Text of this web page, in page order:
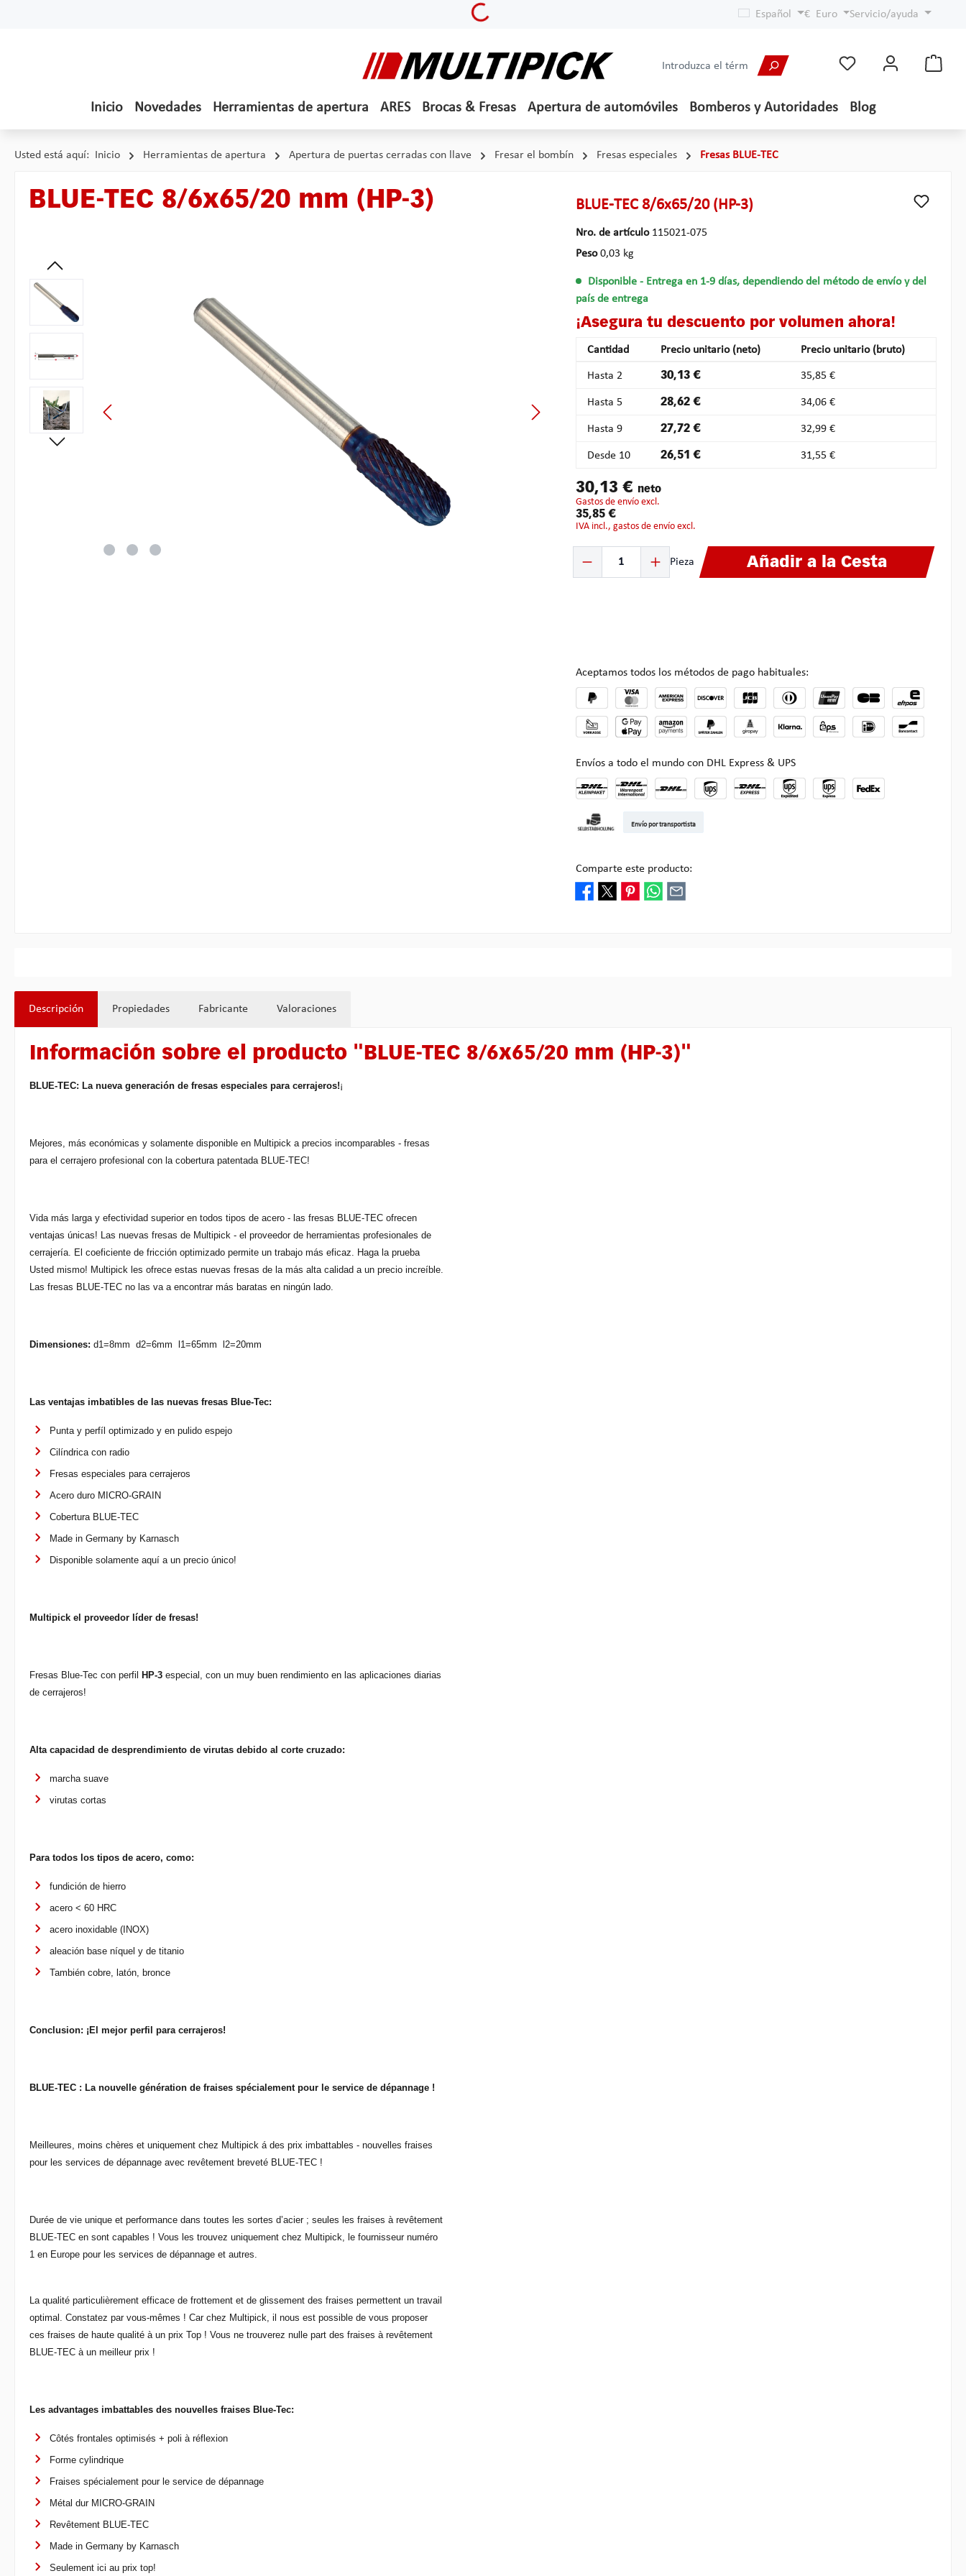
Loading... Español € Euro Servicio/ayuda
Inicio Novedades Herramientas de apertura ARES Brocas & Fresas Apertura de automóviles Bomberos y Autoridades Blog
Usted está aquí: Inicio Herramientas de apertura Apertura de puertas cerradas con llave Fresar el bombín Fresas especiales Fresas BLUE-TEC
BLUE-TEC 8/6x65/20 mm (HP-3)
Omitir galería de imágenes
BLUE-TEC 8/6x65/20 (HP-3)
Nro. de artículo 115021-075
Peso0,03 kg
Disponible - Entrega en 1-9 días, dependiendo del método de envío y del
país de entrega
¡Asegura tu descuento por volumen ahora!
Cantidad Precio unitario (neto) Precio unitario (bruto)
Hasta 2 30,13 € 35,85 €
Hasta 5 28,62 € 34,06 €
Hasta 9 27,72 € 32,99 €
Desde 10 26,51 € 31,55 €
30,13 € neto
gastos de envío excl.
35,85 €
IVA incl., gastos de envío excl.
Cantidad del producto: introduce la cantidad deseada o usa los botones para aumentar o
Pieza Añadir a la Cesta
Aceptamos todos los métodos de pago habituales:
Envíos a todo el mundo con DHL Express & UPS
Envío por transportista
Comparte este producto:
Descripción Propiedades Fabricante Valoraciones
Información sobre el producto "BLUE-TEC 8/6x65/20 mm (HP-3)"
BLUE-TEC: La nueva generación de fresas especiales para cerrajeros!¡
Mejores, más económicas y solamente disponible en Multipick a precios incomparables - fresas
para el cerrajero profesional con la cobertura patentada BLUE-TEC!
Vida más larga y efectividad superior en todos tipos de acero - las fresas BLUE-TEC ofrecen
ventajas únicas! Las nuevas fresas de Multipick - el proveedor de herramientas profesionales de
cerrajería. El coeficiente de fricción optimizado permite un trabajo más eficaz. Haga la prueba
Usted mismo! Multipick les ofrece estas nuevas fresas de la más alta calidad a un precio increíble.
Las fresas BLUE-TEC no las va a encontrar más baratas en ningún lado.
Dimensiones: d1=8mm d2=6mm l1=65mm l2=20mm
Las ventajas imbatibles de las nuevas fresas Blue-Tec:
Punta y perfíl optimizado y en pulido espejo
Cilíndrica con radio
Fresas especiales para cerrajeros
Acero duro MICRO-GRAIN
Cobertura BLUE-TEC
Made in Germany by Karnasch
Disponible solamente aquí a un precio único!
Multipick el proveedor líder de fresas!
Fresas Blue-Tec con perfil HP-3 especial, con un muy buen rendimiento en las aplicaciones diarias
de cerrajeros!
Alta capacidad de desprendimiento de virutas debido al corte cruzado:
marcha suave
virutas cortas
Para todos los tipos de acero, como:
fundición de hierro
acero < 60 HRC
acero inoxidable (INOX)
aleación base níquel y de titanio
También cobre, latón, bronce
Conclusion: ¡El mejor perfil para cerrajeros!
BLUE-TEC : La nouvelle génération de fraises spécialement pour le service de dépannage !
Meilleures, moins chères et uniquement chez Multipick á des prix imbattables - nouvelles fraises
pour les services de dépannage avec revêtement breveté BLUE-TEC !
Durée de vie unique et performance dans toutes les sortes d’acier ; seules les fraises à revêtement
BLUE-TEC en sont capables ! Vous les trouvez uniquement chez Multipick, le fournisseur numéro
1 en Europe pour les services de dépannage et autres.
La qualité particulièrement efficace de frottement et de glissement des fraises permettent un travail
optimal. Constatez par vous-mêmes ! Car chez Multipick, il nous est possible de vous proposer
ces fraises de haute qualité à un prix Top ! Vous ne trouverez nulle part des fraises à revêtement
BLUE-TEC à un meilleur prix !
Les advantages imbattables des nouvelles fraises Blue-Tec:
Côtés frontales optimisés + poli à réflexion
Forme cylindrique
Fraises spécialement pour le service de dépannage
Métal dur MICRO-GRAIN
Revêtement BLUE-TEC
Made in Germany by Karnasch
Seulement ici au prix top!